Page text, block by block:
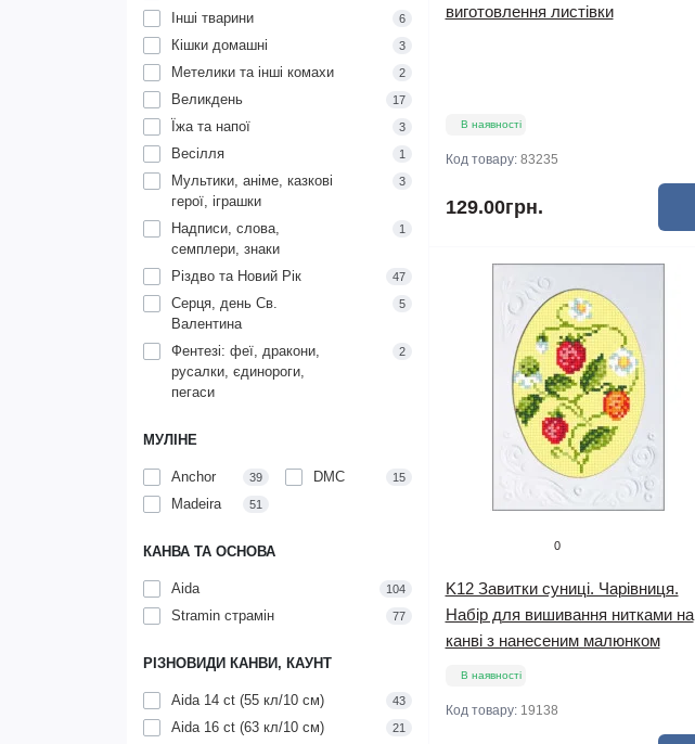
Інші тварини 6
Кішки домашні 3
Метелики та інші комахи 2
Великдень 17
Їжа та напої 3
Весілля 1
Мультики, аніме, казкові
герої, іграшки
3
Надписи, слова,
семплери, знаки
1
Різдво та Новий Рік 47
Серця, день Св.
Валентина
5
Фентезі: феї, дракони,
русалки, єдинороги,
пегаси
2
МУЛІНЕ
Anchor 39 DMC 15
Madeira 51
КАНВА ТА ОСНОВА
Aida 104
Stramin страмін 77
РІЗНОВИДИ КАНВИ, КАУНТ
Aida 14 ct (55 кл/10 см) 43
Aida 16 ct (63 кл/10 см) 21
виготовлення листівки
В наявності
Код товару: 83235
129.00грн.
0
K12 Завитки суниці. Чарівниця.
Набір для вишивання нитками на
канві з нанесеним малюнком
В наявності
Код товару: 19138